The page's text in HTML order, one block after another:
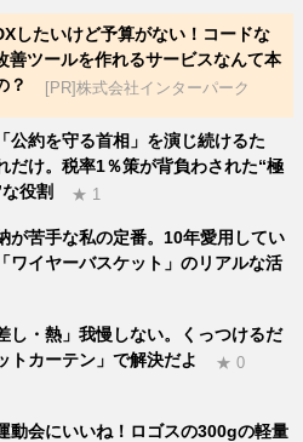
したいけど予算がない！コードな
善ツールを作れるサービスなんて本
？
[PR]株式会社インターパーク
公約を守る首相」を演じ続けるた
だけ。税率1％策が背負わされた“極
役割
★ 1
が苦手な私の定番。10年愛用してい
ワイヤーバスケット」のリアルな活
し・熱」我慢しない。くっつけるだ
トカーテン」で解決だよ
★ 0
動会にいいね！ロゴスの300gの軽量